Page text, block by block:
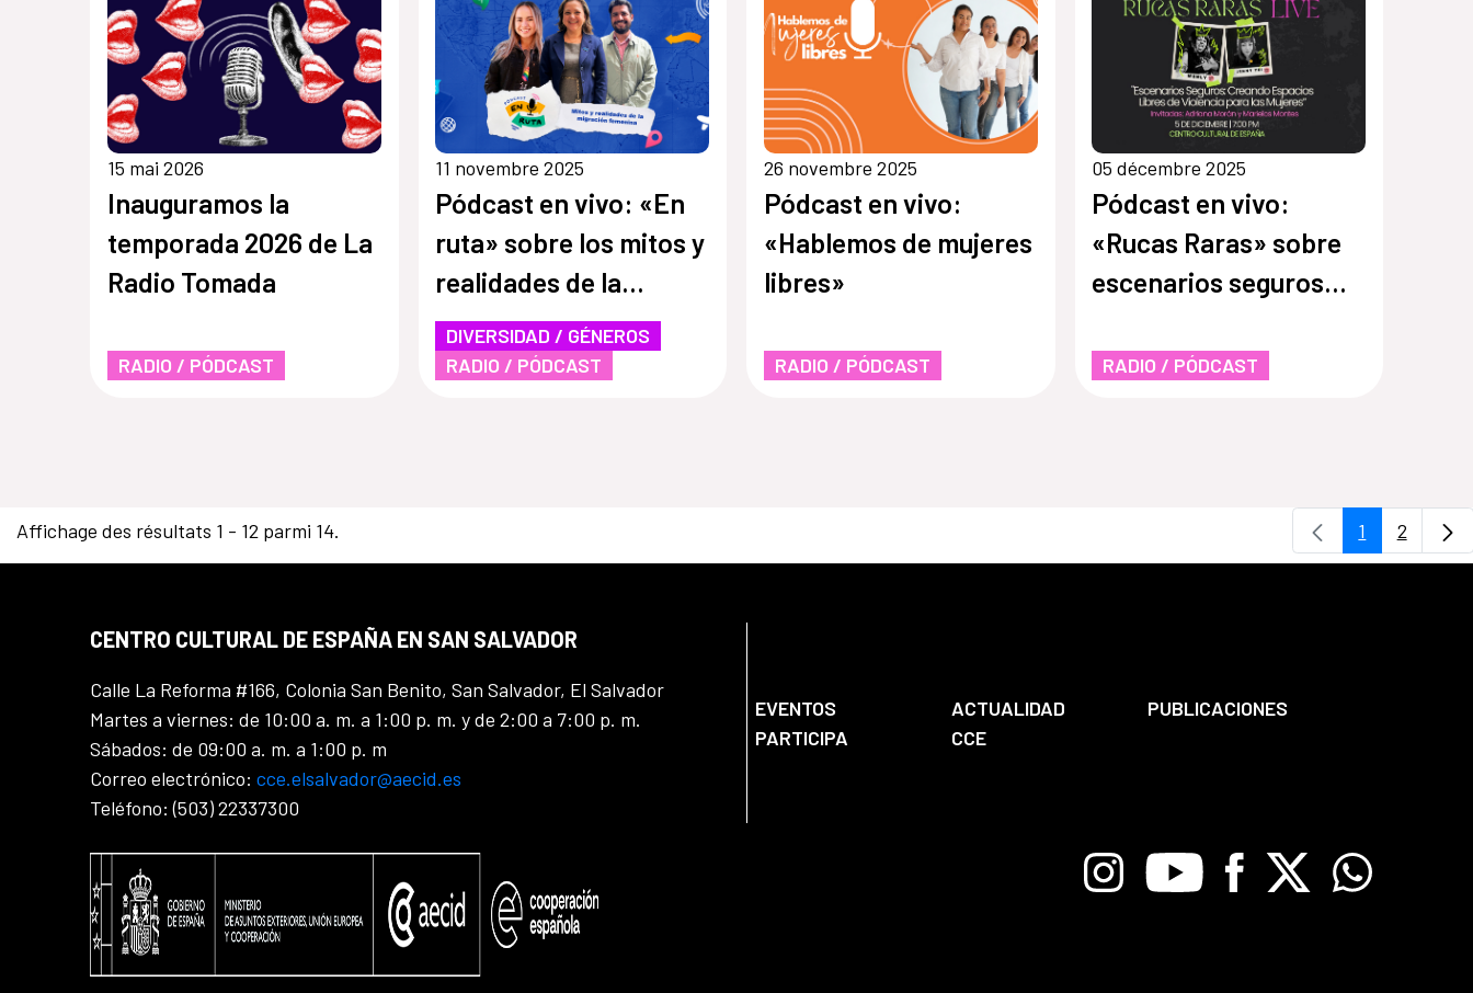
15 mai 2026
Inauguramos la
temporada 2026 de La
Radio Tomada
RADIO / PÓDCAST
11 novembre 2025
Pódcast en vivo: «En
ruta» sobre los mitos y
realidades de la
migración femenina
DIVERSIDAD / GÉNEROS
RADIO / PÓDCAST
26 novembre 2025
Pódcast en vivo:
«Hablemos de mujeres
libres»
RADIO / PÓDCAST
05 décembre 2025
Pódcast en vivo:
«Rucas Raras» sobre
escenarios seguros
RADIO / PÓDCAST
Affichage des résultats 1 - 12 parmi 14. Page
1 Page
2
CENTRO CULTURAL DE ESPAÑA EN SAN SALVADOR
Calle La Reforma #166, Colonia San Benito, San Salvador, El Salvador
Martes a viernes: de 10:00 a. m. a 1:00 p. m. y de 2:00 a 7:00 p. m.
Sábados: de 09:00 a. m. a 1:00 p. m
Correo electrónico: cce.elsalvador@aecid.es
Teléfono: (503) 22337300
EVENTOS ACTUALIDAD
PUBLICACIONES
PARTICIPA
CCE
InstagramYoutube Facebook
X Whatsapp